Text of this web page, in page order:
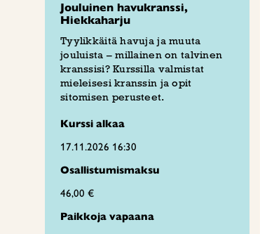
Jouluinen havukranssi,
Hiekkaharju
Tyylikkäitä havuja ja muuta
jouluista – millainen on talvinen
kranssisi? Kurssilla valmistat
mieleisesi kranssin ja opit
sitomisen perusteet.
Kurssi alkaa
17.11.2026 16:30
Osallistumismaksu
46,00 €
Paikkoja vapaana